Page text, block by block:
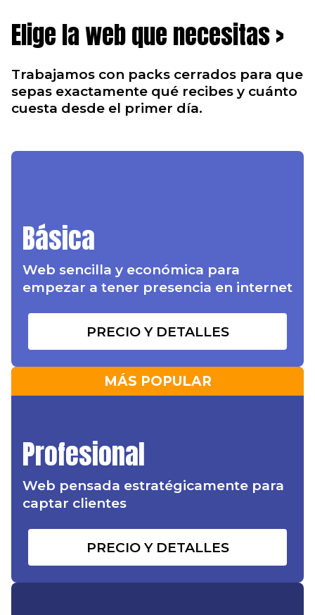
Elige la web que necesitas >
Trabajamos con packs cerrados para que
sepas exactamente qué recibes y cuánto
cuesta desde el primer día.
Básica
Web sencilla y económica para
empezar a tener presencia en internet
PRECIO Y DETALLES
MÁS POPULAR
Profesional
Web pensada estratégicamente para
captar clientes
PRECIO Y DETALLES